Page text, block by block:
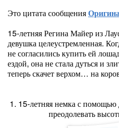
Это цитата сообщения
15-летняя Регина Майер из
девушка целеустремленная.
не согласились купить ей
ездой, она не стала дуться и
теперь скачет верхом… на
1. 15-летняя немка с помощью
преодолевать